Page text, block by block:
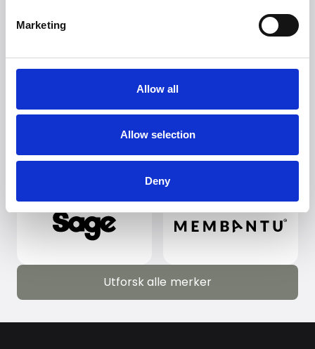
Marketing
Allow all
Allow selection
Deny
Utforsk alle merker
Utforsk alle merker